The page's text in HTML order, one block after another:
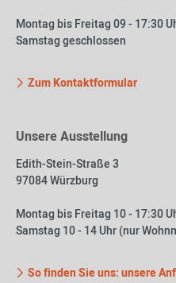
Montag bis Freitag 09 - 17:30
Samstag geschlossen
Zum Kontaktformular
Unsere Ausstellung
Edith-Stein-Straße 3
97084 Würzburg
Montag bis Freitag 10 - 17:30
Samstag 10 - 14 Uhr (nur
So finden Sie uns: unsere